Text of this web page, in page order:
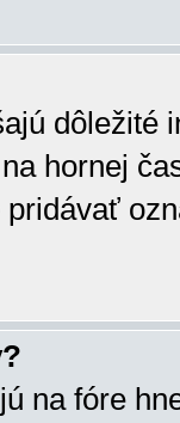
dôležité
hornej
na fóre